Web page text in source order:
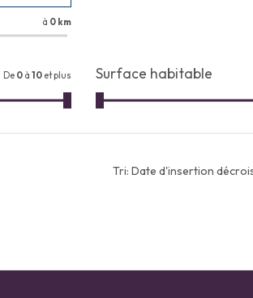
à 0 km
De 0 à 10 et plus Surface habitable
Tri: Date d'insertion